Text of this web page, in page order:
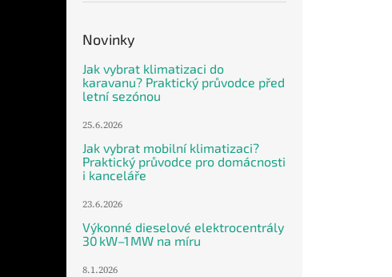
Novinky
Jak vybrat klimatizaci do
karavanu? Praktický průvodce před
letní sezónou
25.6.2026
Jak vybrat mobilní klimatizaci?
Praktický průvodce pro domácnosti
i kanceláře
23.6.2026
Výkonné dieselové elektrocentrály
30 kW–1 MW na míru
8.1.2026